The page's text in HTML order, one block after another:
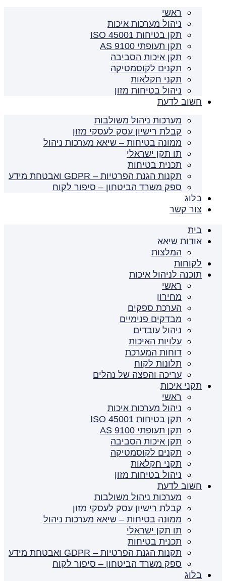
ראשי
ניהול מערכות איכות
תקן בטיחות ISO 45001
תקן תעופתי AS 9100
תקן איכות הסביבה
תקנים לקוסמטיקה
תקני חקלאות
ניהול בטיחות מזון
חשוב לדעת
מערכות ניהול משולבות
קבלת רישיון עסק לעסקי מזון
ממונה בטיחות – שיאא מערכות ניהול
תו תקן ישראלי
תכנית בטיחות
תקנות הגנת הפרטיות – GDPR ואבטחת מידע
ספק משרד הביטחון – סיפור לקוח
בלוג
צור קשר
בית
אודות שיאא
המלצות
לקוחות
תוכנה לניהול איכות
ראשי
מחירון
הערכת ספקים
מבדקים פנימיים
ניהול עובדים
עלויות האיכות
דוחות המערכת
תלונות לקוח
עריכה והפצה של נהלים
תקני איכות
ראשי
ניהול מערכות איכות
תקן בטיחות ISO 45001
תקן תעופתי AS 9100
תקן איכות הסביבה
תקנים לקוסמטיקה
תקני חקלאות
ניהול בטיחות מזון
חשוב לדעת
מערכות ניהול משולבות
קבלת רישיון עסק לעסקי מזון
ממונה בטיחות – שיאא מערכות ניהול
תו תקן ישראלי
תכנית בטיחות
תקנות הגנת הפרטיות – GDPR ואבטחת מידע
ספק משרד הביטחון – סיפור לקוח
בלוג